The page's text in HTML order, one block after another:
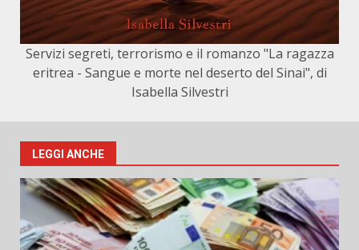
Servizi segreti, terrorismo e il romanzo "La ragazza
eritrea - Sangue e morte nel deserto del Sinai", di
Isabella Silvestri
LEGGI ANCHE